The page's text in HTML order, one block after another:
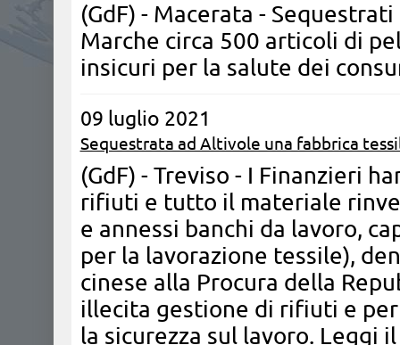
(GdF) - Macerata -
Marche circa 500 articoli di
insicuri per la salute dei
09 luglio 2021
Sequestrata ad Altivole una fabbrica
(GdF) - Treviso - I Finanzieri
rifiuti e tutto il materiale
e annessi banchi da lavoro,
per la lavorazione tessile),
cinese alla Procura della
illecita gestione di rifiuti e
la sicurezza sul lavoro. Leggi